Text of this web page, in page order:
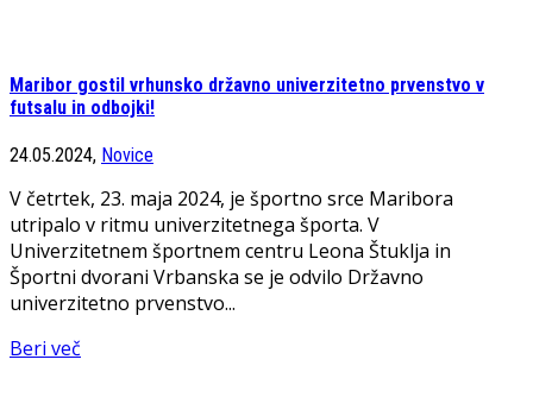
Maribor gostil vrhunsko državno univerzitetno prvenstvo v
futsalu in odbojki!
24.05.2024, Novice
V četrtek, 23. maja 2024, je športno srce Maribora
utripalo v ritmu univerzitetnega športa. V
Univerzitetnem športnem centru Leona Štuklja in
Športni dvorani Vrbanska se je odvilo Državno
univerzitetno prvenstvo...
Beri več